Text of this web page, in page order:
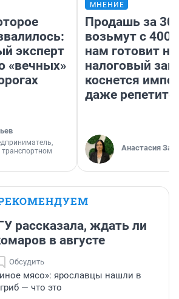
эксперт
«вечных»
транспортном
МНЕНИЕ
Продашь за
возьмут с
нам готовит
налоговый
коснется
даже
Анастасия
рассказала, ждать ли
в августе
Обсудить
мясо»: ярославцы нашли в
— что это